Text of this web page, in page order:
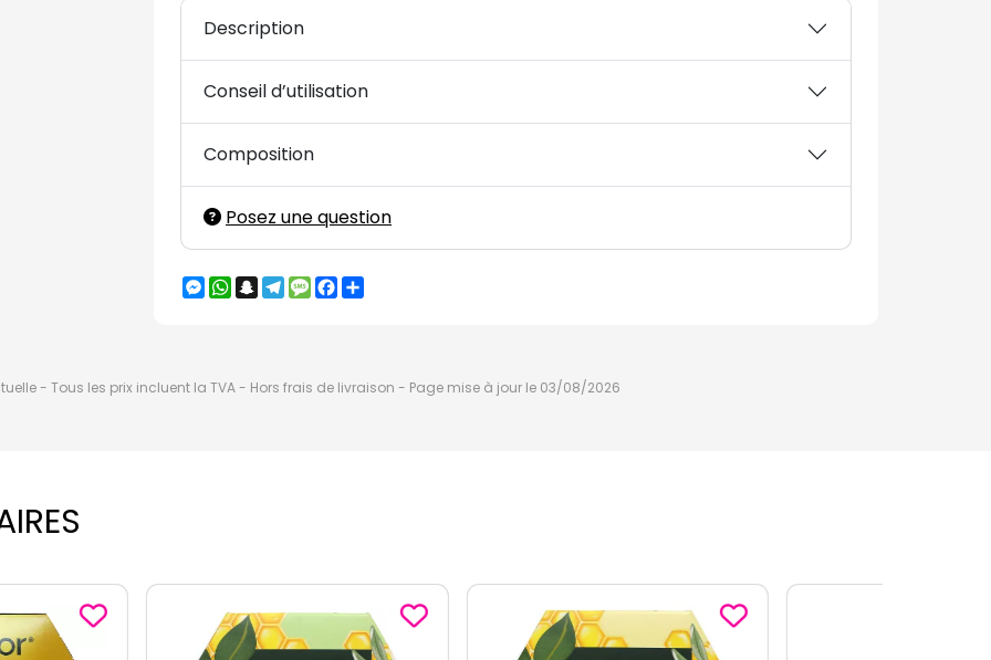
Description
Conseil d’utilisation
Composition
Posez une question
Messenger
WhatsApp
Snapchat
Telegram
MessageFacebook
- Tous les prix incluent la TVA - Hors frais de livraison - Page mise à jour le 03/08/2026